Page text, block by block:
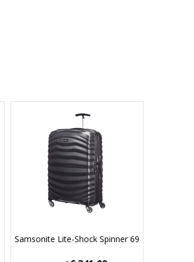
Samsonite Lite-Shock Spinner 69